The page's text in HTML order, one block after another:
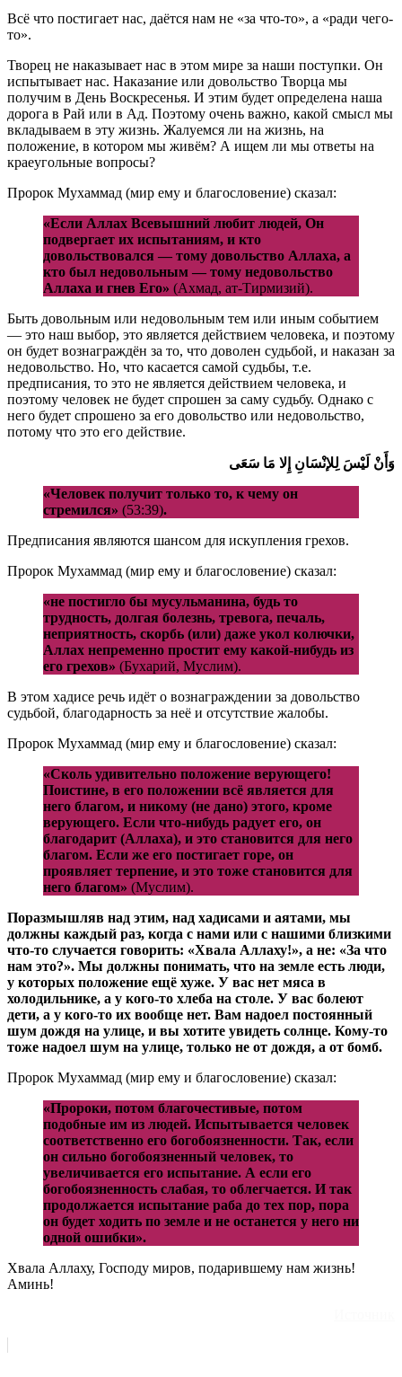
Всё что постигает нас, даётся нам не «за что-то», а «ради чего-
то».
Творец не наказывает нас в этом мире за наши поступки. Он
испытывает нас. Наказание или довольство Творца мы
получим в День Воскресенья. И этим будет определена наша
дорога в Рай или в Ад. Поэтому очень важно, какой смысл мы
вкладываем в эту жизнь. Жалуемся ли на жизнь, на
положение, в котором мы живём? А ищем ли мы ответы на
краеугольные вопросы?
Пророк Мухаммад (мир ему и благословение) сказал:
«Если Аллах Всевышний любит людей, Он
подвергает их испытаниям, и кто
довольствовался — тому довольство Аллаха, а
кто был недовольным — тому недовольство
Аллаха и гнев Его» (Ахмад, ат-Тирмизий).
Быть довольным или недовольным тем или иным событием
— это наш выбор, это является действием человека, и поэтому
он будет вознаграждён за то, что доволен судьбой, и наказан за
недовольство. Но, что касается самой судьбы, т.е.
предписания, то это не является действием человека, и
поэтому человек не будет спрошен за саму судьбу. Однако с
него будет спрошено за его довольство или недовольство,
потому что это его действие.
وَأَنْ لَيْسَ لِلإنْسَانِ إِلا مَا سَعَى
«Человек получит только то, к чему он
стремился» (53:39).
Предписания являются шансом для искупления грехов.
Пророк Мухаммад (мир ему и благословение) сказал:
«не постигло бы мусульманина, будь то
трудность, долгая болезнь, тревога, печаль,
неприятность, скорбь (или) даже укол колючки,
Аллах непременно простит ему какой-нибудь из
его грехов» (Бухарий, Муслим).
В этом хадисе речь идёт о вознаграждении за довольство
судьбой, благодарность за неё и отсутствие жалобы.
Пророк Мухаммад (мир ему и благословение) сказал:
«Сколь удивительно положение верующего!
Поистине, в его положении всё является для
него благом, и никому (не дано) этого, кроме
верующего. Если что-нибудь радует его, он
благодарит (Аллаха), и это становится для него
благом. Если же его постигает горе, он
проявляет терпение, и это тоже становится для
него благом» (Муслим).
Поразмышляв над этим, над хадисами и аятами, мы
должны каждый раз, когда с нами или с нашими близкими
что-то случается говорить: «Хвала Аллаху!», а не: «За что
нам это?». Мы должны понимать, что на земле есть люди,
у которых положение ещё хуже. У вас нет мяса в
холодильнике, а у кого-то хлеба на столе. У вас болеют
дети, а у кого-то их вообще нет. Вам надоел постоянный
шум дождя на улице, и вы хотите увидеть солнце. Кому-то
тоже надоел шум на улице, только не от дождя, а от бомб.
Пророк Мухаммад (мир ему и благословение) сказал:
«Пророки, потом благочестивые, потом
подобные им из людей. Испытывается человек
соответственно его богобоязненности. Так, если
он сильно богобоязненный человек, то
увеличивается его испытание. А если его
богобоязненность слабая, то облегчается. И так
продолжается испытание раба до тех пор, пора
он будет ходить по земле и не останется у него ни
одной ошибки».
Хвала Аллаху, Господу миров, подарившему нам жизнь!
Аминь!